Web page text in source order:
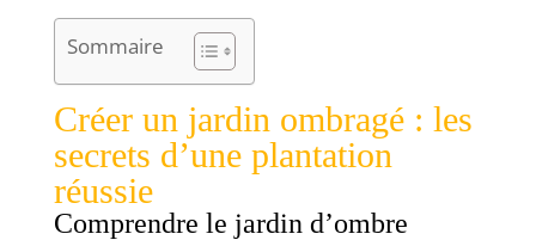
Sommaire
Créer un jardin ombragé : les
secrets d’une plantation
réussie
Comprendre le jardin d’ombre